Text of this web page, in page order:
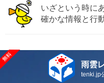
いざという時に
確かな情報と行
雨雲
tenki.jp